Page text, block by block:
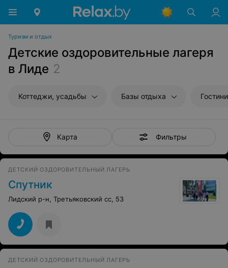
Туризм и отдых
Детские оздоровительные лагеря
в Лиде 2
Коттеджи, усадьбы Базы отдыха
Карта Фильтры
ДЕТСКИЙ ОЗДОРОВИТЕЛЬНЫЙ ЛАГЕРЬ
Спутник
Лидский р-н, Третьяковский сс, 53
ДЕТСКИЙ ОЗДОРОВИТЕЛЬНЫЙ ЛАГЕРЬ